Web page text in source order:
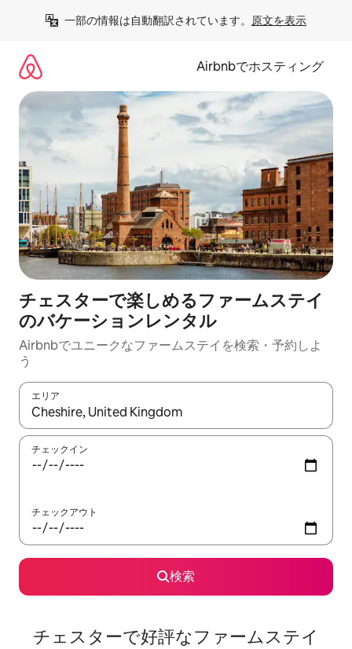
一部の情報は自動翻訳されています。 原文を表示
Airbnbでホスティング
チェスターで楽しめるファームステイ
のバケーションレンタル
Airbnbでユニークなファームステイを検索・予約しよ
う
エリア
検索結果が表示されたら、上下の矢印キーを使って移動するか
チェックイン
チェックアウト
検索
チェスターで好評なファームステイ